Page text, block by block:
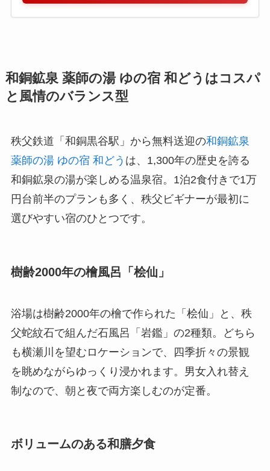
和銅鉱泉 薬師の湯 ゆの宿 和どうはコスパ
と風情のバランス型
秩父鉄道「和銅黒谷駅」から無料送迎の和銅鉱泉
薬師の湯 ゆの宿 和どう は、1,300年の歴史を誇る
和銅鉱泉の湯が楽しめる温泉宿。1泊2食付きで1万
円台前半のプランも多く、秩父ビギナーが最初に
選びやすい宿のひとつです。
樹齢2000年の檜風呂「桧仙」
浴場は樹齢2000年の檜で作られた「桧仙」と、秩
父蛇紋石で組んだ石風呂「岩鑑」の2種類。どちら
も横瀬川を望むロケーションで、四季折々の景観
を眺めながらゆっくり浸かれます。男女入れ替え
制なので、朝と夜で両方楽しむのが定番。
ボリュームのある和膳夕食